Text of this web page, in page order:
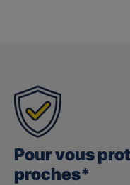
Pour vous
proches*